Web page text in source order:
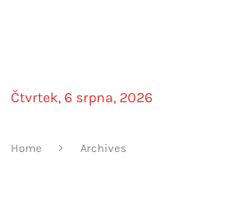
Čtvrtek, 6 srpna, 2026
Home Archives